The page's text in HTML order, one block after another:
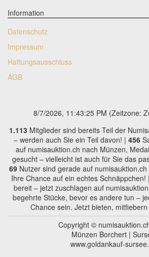
Information
Datenschutz
Impressum
Haftungsausschluss
AGB
8/7/2026, 11:43:25 PM (Zeitzone:
1.113 Mitglieder sind bereits Teil der
– werden auch Sie ein Teil davon! | 456
auf numisauktion.ch nach Münzen,
gesucht – vielleicht ist auch für Sie das
69 Nutzer sind gerade auf
Ihre Chance auf ein echtes Schnäppchen! |
bereit – jetzt zuschlagen auf
begehrte Stücke, bevor es andere tun –
Chance sein. Jetzt bieten,
Copyright ©
Münzen Borchert |
www.goldankauf-